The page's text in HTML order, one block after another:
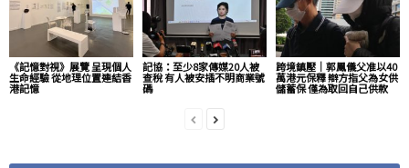
《記憶對視》展覽 呈現個人
生命經驗 從地理位置連結香
港記憶
記協：至少8家傳媒20人被
查稅 有人被安插不明商業號
碼
跨境鎮壓｜郭鳳儀父准以40
萬港元保釋 辯方指父為女供
儲蓄保 僅為取回自己供款